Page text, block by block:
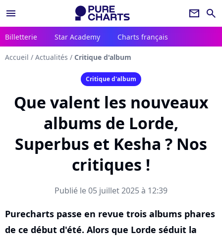
menu newsletter search
Billetterie Star Academy Charts français
Accueil / Actualités / Critique d'album
Critique d'album
Que valent les nouveaux
albums de Lorde,
Superbus et Kesha ? Nos
critiques !
Publié le 05 juillet 2025 à 12:39
Purecharts passe en revue trois albums phares
de ce début d'été. Alors que Lorde séduit la